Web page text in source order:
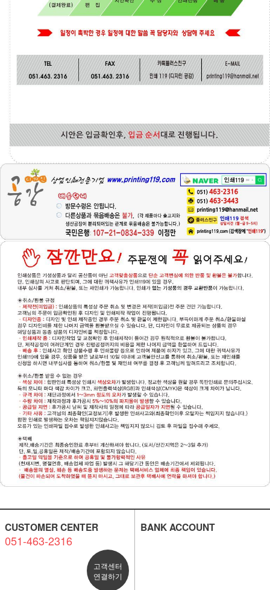
CUSTOMER CENTER
051-463-2316
고객센터
연결하기
BANK ACCOUNT